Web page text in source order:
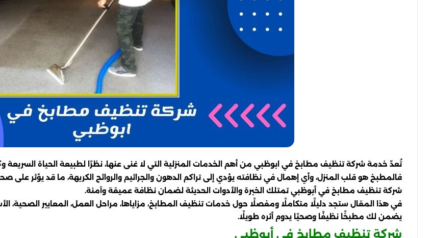
تُعدّ خدمة شركة تنظيف مطابخ في ابوظبي من أهم الخدمات المنزلية التي لا غنى عنها، نظرًا لطبيعة الحياة السريعة
فالمطبخ هو قلب المنزل، وأي إهمال في نظافته يؤدي إلى تراكم الدهون والجراثيم والروائح الكريهة، ما قد يؤثر على
شركة تنظيف مطابخ في أبوظبي تمتلك الخبرة والأدوات الحديثة لضمان نظافة عميقة وآمنة.
في هذا المقال ستجد دليلًا متكاملًا ومفصلًا حول خدمات تنظيف المطابخ، مزاياها، مراحل العمل، المعايير الصحية،
يضمن لك مطبخًا نظيفًا وصحيًا يدوم أثره طويلًا.
شركة تنظيف مطابخ في أبوظبي